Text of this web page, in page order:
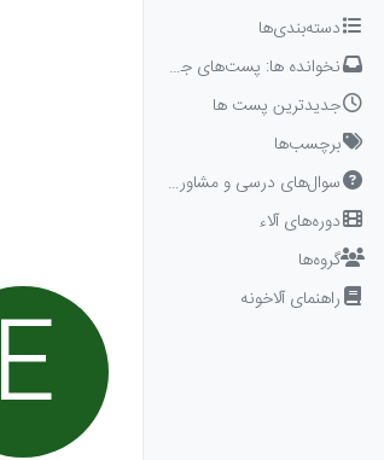
Skip to content
دسته‌بندی‌ها
نخوانده ها: پست‌های جدید برای شما
جدیدترین پست ها
برچسب‌ها
سوال‌های درسی و مشاوره‌ای
دوره‌های آلاء
گروه‌ها
راهنمای آلاخونه
E